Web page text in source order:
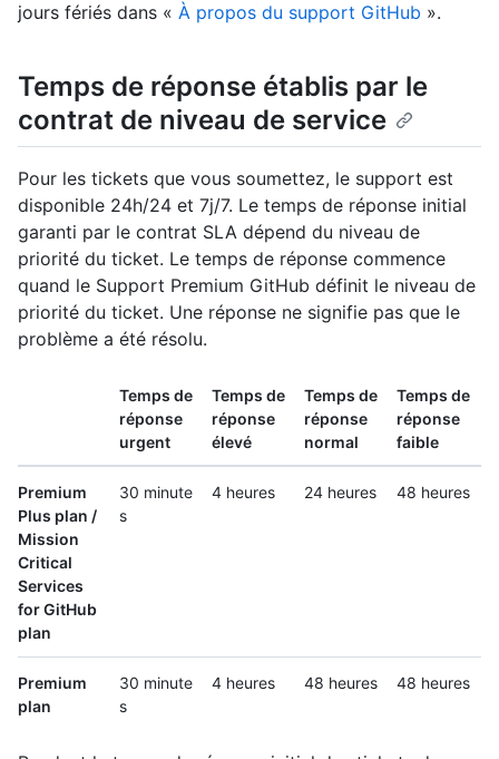
jours fériés dans « À propos du support GitHub ».
Temps de réponse établis par le
contrat de niveau de service
Pour les tickets que vous soumettez, le support est
disponible 24h/24 et 7j/7. Le temps de réponse initial
garanti par le contrat SLA dépend du niveau de
priorité du ticket. Le temps de réponse commence
quand le Support Premium GitHub définit le niveau de
priorité du ticket. Une réponse ne signifie pas que le
problème a été résolu.
Temps de
réponse
urgent
Temps de
réponse
élevé
Temps de
réponse
normal
Temps de
réponse
faible
Premium
Plus plan /
Mission
Critical
Services
for GitHub
plan
30 minute
s
4 heures 24 heures 48 heures
Premium
plan
30 minute
s
4 heures 48 heures 48 heures